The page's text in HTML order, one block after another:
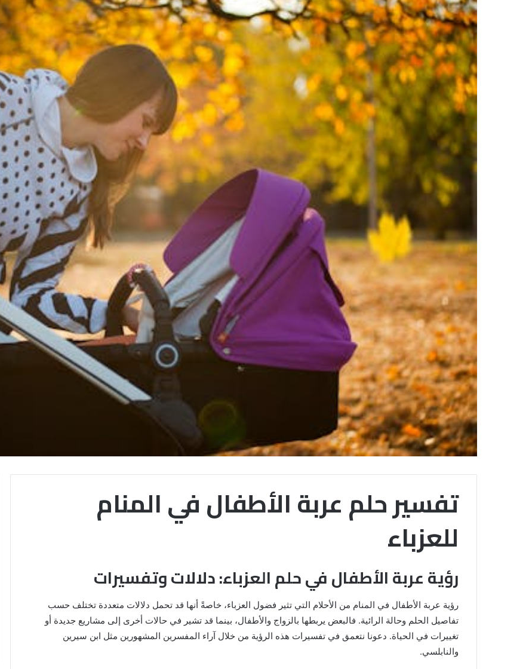
تفسير حلم عربة الأطفال في المنام
للعزباء
رؤية عربة الأطفال في حلم العزباء: دلالات وتفسيرات
رؤية عربة الأطفال في المنام من الأحلام التي تثير فضول العزباء، خاصةً أنها قد تحمل دلالات متعددة تختلف حسب
تفاصيل الحلم وحالة الرائية. فالبعض يربطها بالزواج والأطفال، بينما قد تشير في حالات أخرى إلى مشاريع جديدة أو
تغييرات في الحياة. دعونا نتعمق في تفسيرات هذه الرؤية من خلال آراء المفسرين المشهورين مثل ابن سيرين
والنابلسي.